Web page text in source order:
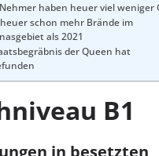
haben heuer viel weniger
heuer schon mehr Brände im
als 2021
der Queen hat
B1
in besetzten